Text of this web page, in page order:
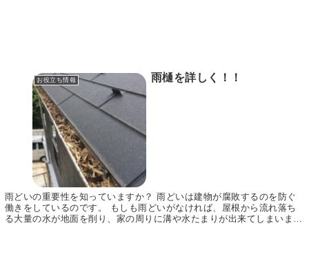
お役立ち情報 雨樋を詳しく！！
雨どいの重要性を知っていますか？ 雨どいは建物が腐敗するのを防ぐ
働きをしているのです。 もしも雨どいがなければ、屋根から流れ落ち
る大量の水が地面を削り、家の周りに溝や水たまりが出来てしまいま